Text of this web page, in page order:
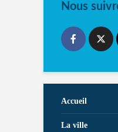
Nous
Accueil
La ville